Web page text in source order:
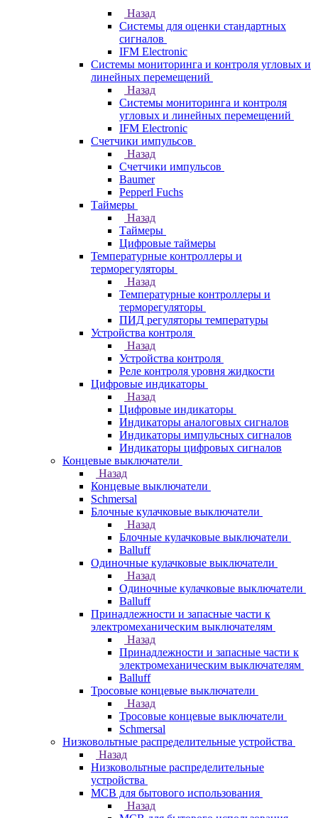
Назад
Системы для оценки стандартных
сигналов
IFM Electronic
Системы мониторинга и контроля угловых и
линейных перемещений
Назад
Системы мониторинга и контроля
угловых и линейных перемещений
IFM Electronic
Счетчики импульсов
Назад
Счетчики импульсов
Baumer
Pepperl Fuchs
Таймеры
Назад
Таймеры
Цифровые таймеры
Температурные контроллеры и
терморегуляторы
Назад
Температурные контроллеры и
терморегуляторы
ПИД регуляторы температуры
Устройства контроля
Назад
Устройства контроля
Реле контроля уровня жидкости
Цифровые индикаторы
Назад
Цифровые индикаторы
Индикаторы аналоговых сигналов
Индикаторы импульсных сигналов
Индикаторы цифровых сигналов
Концевые выключатели
Назад
Концевые выключатели
Schmersal
Блочные кулачковые выключатели
Назад
Блочные кулачковые выключатели
Balluff
Одиночные кулачковые выключатели
Назад
Одиночные кулачковые выключатели
Balluff
Принадлежности и запасные части к
электромеханическим выключателям
Назад
Принадлежности и запасные части к
электромеханическим выключателям
Balluff
Тросовые концевые выключатели
Назад
Тросовые концевые выключатели
Schmersal
Низковольтные распределительные устройства
Назад
Низковольтные распределительные
устройства
MCB для бытового использования
Назад